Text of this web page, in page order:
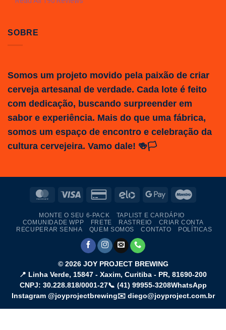
SOBRE
Somos um projeto movido pela paixão de criar
cerveja artesanal de verdade. Cada lote é feito
com dedicação, buscando surpreender em
sabor e experiência. Mais do que uma fábrica,
somos um espaço de encontro e celebração da
cultura cervejeira. Vamo dale! 🍻🏳️
MasterCardVisa
Credit
2
Elo
Google
MONTE O SEU 6-PACK
TAPLIST E CARDÁPIO
COMUNIDADE WPP
FRETE RASTREIO
CRIAR CONTA
RECUPERAR SENHA
QUEM SOMOS CONTATO POLÍTICAS
© 2026 JOY PROJECT BREWING
📍 Linha Verde, 15847 - Xaxim, Curitiba - PR, 81690-200
CNPJ: 30.228.818/0001-27📞 (41) 99955-3208WhatsApp
Instagram @joyprojectbrewing✉️ diego@joyproject.com.br